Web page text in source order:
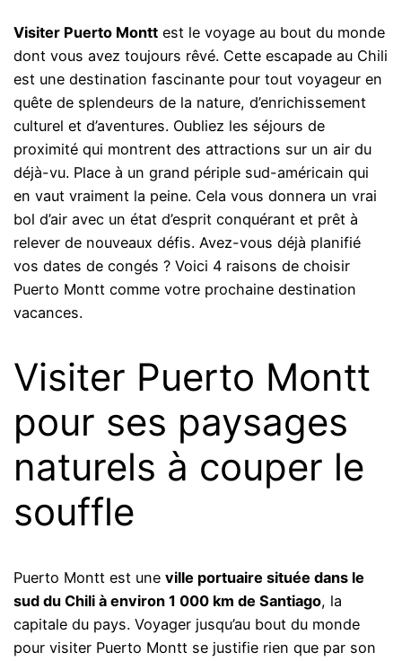
Visiter Puerto Montt est le voyage au bout du monde
dont vous avez toujours rêvé. Cette escapade au Chili
est une destination fascinante pour tout voyageur en
quête de splendeurs de la nature, d’enrichissement
culturel et d’aventures. Oubliez les séjours de
proximité qui montrent des attractions sur un air du
déjà-vu. Place à un grand périple sud-américain qui
en vaut vraiment la peine. Cela vous donnera un vrai
bol d’air avec un état d’esprit conquérant et prêt à
relever de nouveaux défis. Avez-vous déjà planifié
vos dates de congés ? Voici 4 raisons de choisir
Puerto Montt comme votre prochaine destination
vacances.
Visiter Puerto Montt
pour ses paysages
naturels à couper le
souffle
Puerto Montt est uneville portuaire située dans le
sud du Chili à environ 1 000 km de Santiago, la
capitale du pays. Voyager jusqu’au bout du monde
pour visiter Puerto Montt se justifie rien que par son